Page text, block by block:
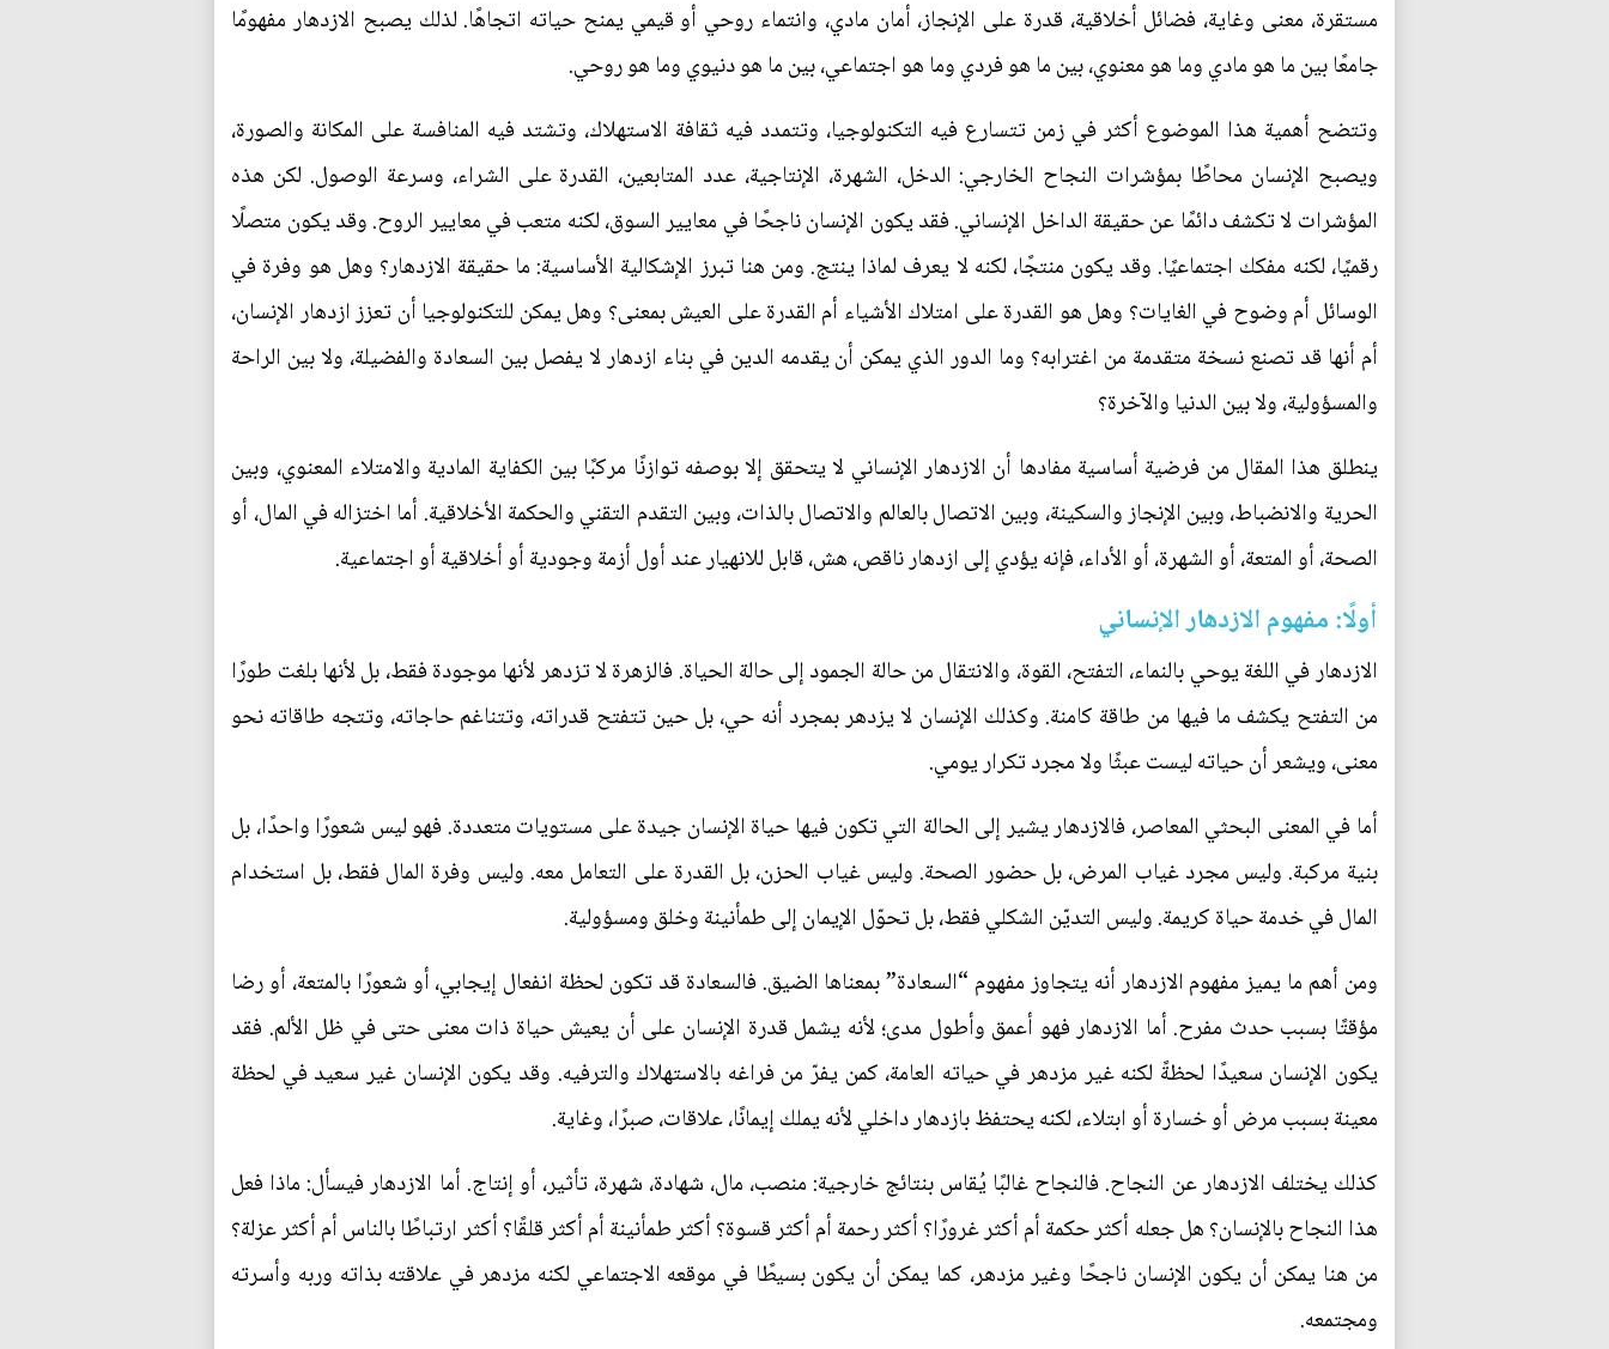
مستقرة، معنى وغاية، فضائل أخلاقية، قدرة على الإنجاز، أمان مادي، وانتماء روحي أو قيمي يمنح حياته اتجاهًا. لذلك يصبح الازدهار مفهومًا
جامعًا بين ما هو مادي وما هو معنوي، بين ما هو فردي وما هو اجتماعي، بين ما هو دنيوي وما هو روحي.
وتتضح أهمية هذا الموضوع أكثر في زمن تتسارع فيه التكنولوجيا، وتتمدد فيه ثقافة الاستهلاك، وتشتد فيه المنافسة على المكانة والصورة،
ويصبح الإنسان محاطًا بمؤشرات النجاح الخارجي: الدخل، الشهرة، الإنتاجية، عدد المتابعين، القدرة على الشراء، وسرعة الوصول. لكن هذه
المؤشرات لا تكشف دائمًا عن حقيقة الداخل الإنساني. فقد يكون الإنسان ناجحًا في معايير السوق، لكنه متعب في معايير الروح. وقد يكون متصلًا
رقميًا، لكنه مفكك اجتماعيًا. وقد يكون منتجًا، لكنه لا يعرف لماذا ينتج. ومن هنا تبرز الإشكالية الأساسية: ما حقيقة الازدهار؟ وهل هو وفرة في
الوسائل أم وضوح في الغايات؟ وهل هو القدرة على امتلاك الأشياء أم القدرة على العيش بمعنى؟ وهل يمكن للتكنولوجيا أن تعزز ازدهار الإنسان،
أم أنها قد تصنع نسخة متقدمة من اغترابه؟ وما الدور الذي يمكن أن يقدمه الدين في بناء ازدهار لا يفصل بين السعادة والفضيلة، ولا بين الراحة
والمسؤولية، ولا بين الدنيا والآخرة؟
ينطلق هذا المقال من فرضية أساسية مفادها أن الازدهار الإنساني لا يتحقق إلا بوصفه توازنًا مركبًا بين الكفاية المادية والامتلاء المعنوي، وبين
الحرية والانضباط، وبين الإنجاز والسكينة، وبين الاتصال بالعالم والاتصال بالذات، وبين التقدم التقني والحكمة الأخلاقية. أما اختزاله في المال، أو
الصحة، أو المتعة، أو الشهرة، أو الأداء، فإنه يؤدي إلى ازدهار ناقص، هش، قابل للانهيار عند أول أزمة وجودية أو أخلاقية أو اجتماعية.
أولًا: مفهوم الازدهار الإنساني
الازدهار في اللغة يوحي بالنماء، التفتح، القوة، والانتقال من حالة الجمود إلى حالة الحياة. فالزهرة لا تزدهر لأنها موجودة فقط، بل لأنها بلغت طورًا
من التفتح يكشف ما فيها من طاقة كامنة. وكذلك الإنسان لا يزدهر بمجرد أنه حي، بل حين تتفتح قدراته، وتتناغم حاجاته، وتتجه طاقاته نحو
معنى، ويشعر أن حياته ليست عبثًا ولا مجرد تكرار يومي.
أما في المعنى البحثي المعاصر، فالازدهار يشير إلى الحالة التي تكون فيها حياة الإنسان جيدة على مستويات متعددة. فهو ليس شعورًا واحدًا، بل
بنية مركبة. وليس مجرد غياب المرض، بل حضور الصحة. وليس غياب الحزن، بل القدرة على التعامل معه. وليس وفرة المال فقط، بل استخدام
المال في خدمة حياة كريمة. وليس التديّن الشكلي فقط، بل تحوّل الإيمان إلى طمأنينة وخلق ومسؤولية.
ومن أهم ما يميز مفهوم الازدهار أنه يتجاوز مفهوم “السعادة” بمعناها الضيق. فالسعادة قد تكون لحظة انفعال إيجابي، أو شعورًا بالمتعة، أو رضا
مؤقتًا بسبب حدث مفرح. أما الازدهار فهو أعمق وأطول مدى؛ لأنه يشمل قدرة الإنسان على أن يعيش حياة ذات معنى حتى في ظل الألم. فقد
يكون الإنسان سعيدًا لحظةً لكنه غير مزدهر في حياته العامة، كمن يفرّ من فراغه بالاستهلاك والترفيه. وقد يكون الإنسان غير سعيد في لحظة
معينة بسبب مرض أو خسارة أو ابتلاء، لكنه يحتفظ بازدهار داخلي لأنه يملك إيمانًا، علاقات، صبرًا، وغاية.
كذلك يختلف الازدهار عن النجاح. فالنجاح غالبًا يُقاس بنتائج خارجية: منصب، مال، شهادة، شهرة، تأثير، أو إنتاج. أما الازدهار فيسأل: ماذا فعل
هذا النجاح بالإنسان؟ هل جعله أكثر حكمة أم أكثر غرورًا؟ أكثر رحمة أم أكثر قسوة؟ أكثر طمأنينة أم أكثر قلقًا؟ أكثر ارتباطًا بالناس أم أكثر عزلة؟
من هنا يمكن أن يكون الإنسان ناجحًا وغير مزدهر، كما يمكن أن يكون بسيطًا في موقعه الاجتماعي لكنه مزدهر في علاقته بذاته وربه وأسرته
ومجتمعه.